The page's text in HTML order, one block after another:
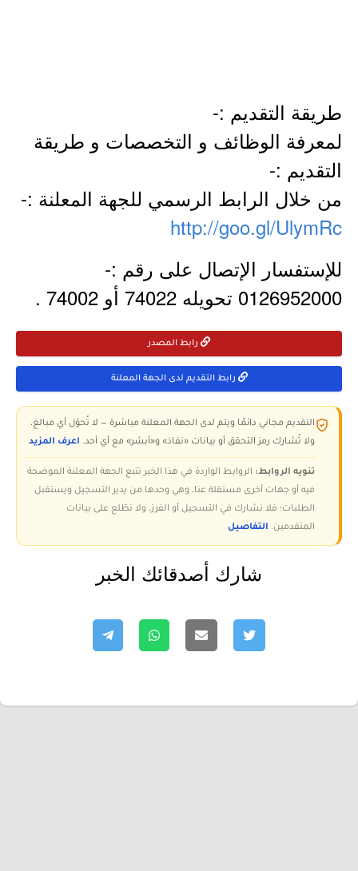
طريقة التقديم :-
لمعرفة الوظائف و التخصصات و طريقة
التقديم :-
من خلال الرابط الرسمي للجهة المعلنة :-
http://goo.gl/UlymRc
للإستفسار الإتصال على رقم :-
0126952000 تحويله 74022 أو 74002 .
رابط المصدر
رابط التقديم لدى الجهة المعلنة
التقديم مجاني دائمًا ويتم لدى الجهة المعلنة مباشرة — لا تُحوّل أي مبالغ،
ولا تُشارك رمز التحقق أو بيانات «نفاذ» و«أبشر» مع أي أحد. اعرف المزيد
تنويه الروابط: الروابط الواردة في هذا الخبر تتبع الجهة المعلنة الموضحة
فيه أو جهات أخرى مستقلة عنا، وهي وحدها من يدير التسجيل ويستقبل
الطلبات؛ فلا نشارك في التسجيل أو الفرز، ولا نطّلع على بيانات
المتقدمين. التفاصيل
شارك أصدقائك الخبر